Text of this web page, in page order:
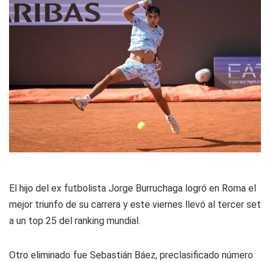
El hijo del ex futbolista Jorge Burruchaga logró en Roma el
mejor triunfo de su carrera y este viernes llevó al tercer set
a un top 25 del ranking mundial.
Otro eliminado fue Sebastián Báez, preclasificado número